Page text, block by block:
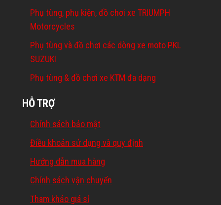
Phụ tùng, phụ kiện, đồ chơi xe TRIUMPH
Motorcycles
Phụ tùng và đồ chơi các dòng xe moto PKL
SUZUKI
Phụ tùng & đồ chơi xe KTM đa dạng
HỖ TRỢ
Chính sách bảo mật
Điều khoản sử dụng và quy định
Hướng dẫn mua hàng
Chính sách vận chuyển
Tham khảo giá sỉ